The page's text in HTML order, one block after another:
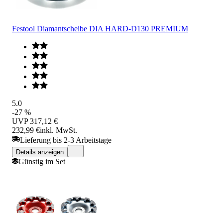
Festool Diamantscheibe DIA HARD-D130 PREMIUM
5.0
-27 %
UVP 317,12 €
232,99 €inkl. MwSt.
Lieferung bis 2-3 Arbeitstage
Details anzeigen
Günstig im Set